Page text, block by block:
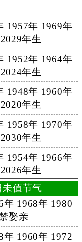
1957年 1969年
年生
1952年 1964年
年生
1948年 1960年
年生
1958年 1970年
年生
1954年 1966年
年生
未值节气
年 1968年 1980
娶亲
年 1960年 1972